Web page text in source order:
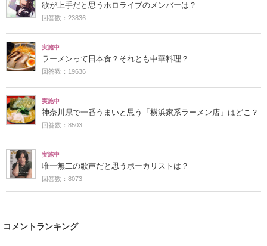
歌が上手だと思うホロライブのメンバーは？
回答数：23836
実施中
ラーメンって日本食？それとも中華料理？
回答数：19636
実施中
神奈川県で一番うまいと思う「横浜家系ラーメン店」はどこ？
回答数：8503
実施中
唯一無二の歌声だと思うボーカリストは？
回答数：8073
コメントランキング